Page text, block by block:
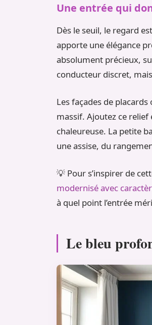
Une entrée qui
Dès le seuil, le regard
apporte une élégance
absolument précieux,
conducteur discret,
Les façades de
massif. Ajoutez ce
chaleureuse. La petite
une assise, du
💡 Pour s’inspirer de
modernisé avec
à quel point l’entrée
Le bleu